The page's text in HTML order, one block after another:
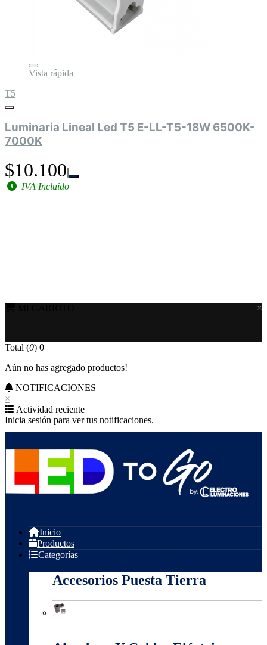
Vista rápida
T5
Luminaria Lineal Led T5 E-LL-T5-18W 6500K-
7000K
$10.100
IVA Incluido
×
Total (0) 0
Aún no has agregado productos!
NOTIFICACIONES
×
Actividad reciente
Inicia sesión para ver tus notificaciones.
Inicio
Productos
Categorías
Accesorios Puesta Tierra